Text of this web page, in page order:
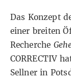
Das Konzept
einer breiten
Recherche
CORRECTIV
Sellner in